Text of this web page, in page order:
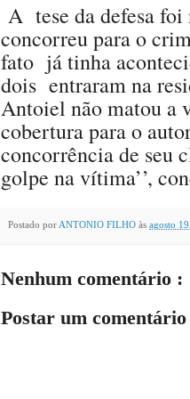
A tese da defesa
concorreu para o
fato já tinha
dois entraram na
Antoiel não matou a
cobertura para o
concorrência de seu
golpe na vítima’’,
Postado por ANTONIO FILHO às agosto
Nenhum comentário :
Postar um comentário